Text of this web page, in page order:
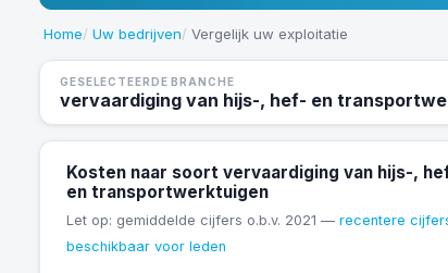
Home Uw bedrijven Vergelijk uw exploitatie
GESELECTEERDE BRANCHE
vervaardiging van hijs-, hef- en
Kosten naar soort vervaardiging van hijs-,
en transportwerktuigen
Let op: gemiddelde cijfers o.b.v. 2021 — recentere
beschikbaar voor leden